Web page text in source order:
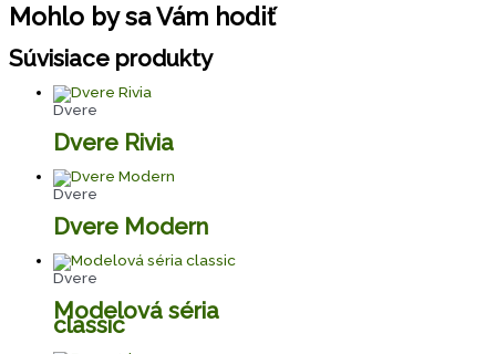
Mohlo by sa Vám hodiť
Súvisiace produkty
Dvere
Dvere Rivia
Dvere
Dvere Modern
Dvere
Modelová séria
classic